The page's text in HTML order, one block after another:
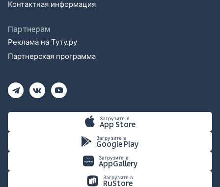
Контактная информация
Партнерам
Реклама на Туту.ру
Партнерская программа
Загрузите в
App Store
Загрузите в
Google Play
Загрузите в
AppGallery
Загрузите в
RuStore